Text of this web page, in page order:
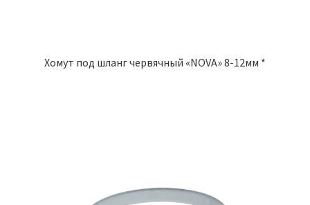
Хомут под шланг червячный «NOVA» 8-12мм *